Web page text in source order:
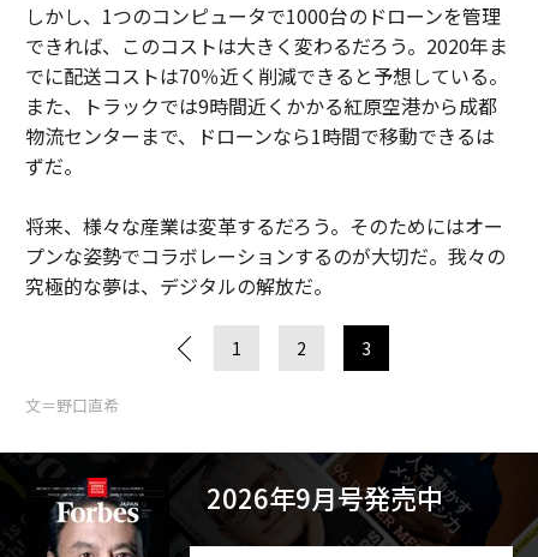
しかし、1つのコンピュータで1000台のドローンを管理
できれば、このコストは大きく変わるだろう。2020年ま
でに配送コストは70％近く削減できると予想している。
また、トラックでは9時間近くかかる紅原空港から成都
物流センターまで、ドローンなら1時間で移動できるは
ずだ。
将来、様々な産業は変革するだろう。そのためにはオー
プンな姿勢でコラボレーションするのが大切だ。我々の
究極的な夢は、デジタルの解放だ。
1 2 3
文＝野口直希
2026年9月号発売中